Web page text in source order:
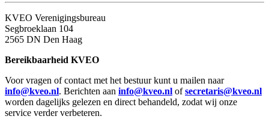
KVEO Verenigingsbureau
Segbroeklaan 104
2565 DN Den Haag
Bereikbaarheid KVEO
Voor vragen of contact met het bestuur kunt u mailen naar
info@kveo.nl. Berichten aan info@kveo.nl ofsecretaris@kveo.nl
worden dagelijks gelezen en direct behandeld, zodat wij onze
service verder verbeteren.